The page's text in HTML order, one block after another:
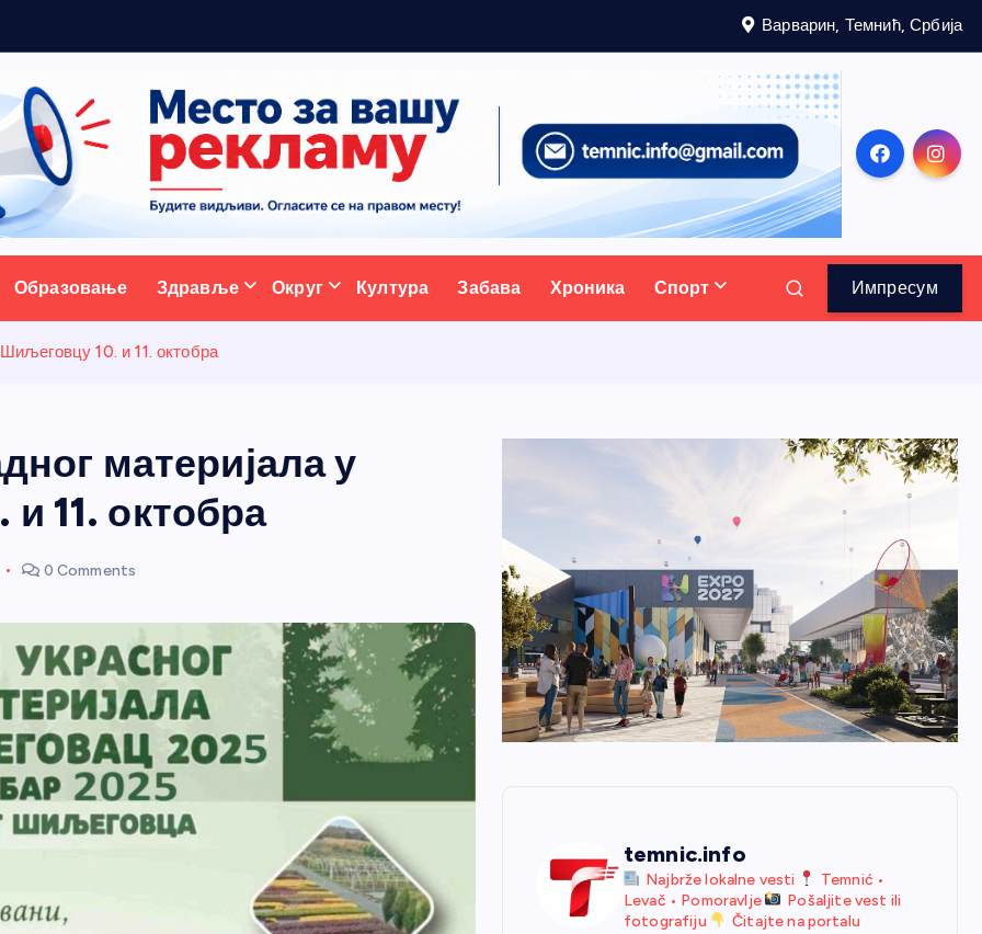
Варварин, Темнић, Србија
портал
Образовање Здравље Округ Култура Забава Хроника Спорт Импресум
10. и 11. октобра
материјала у
11. октобра
0 Comments
temnic.info
Najbrže lokalne vesti
Temnić •
Levač • Pomoravlje
Pošaljite vest ili
fotografiju
Čitajte na portalu